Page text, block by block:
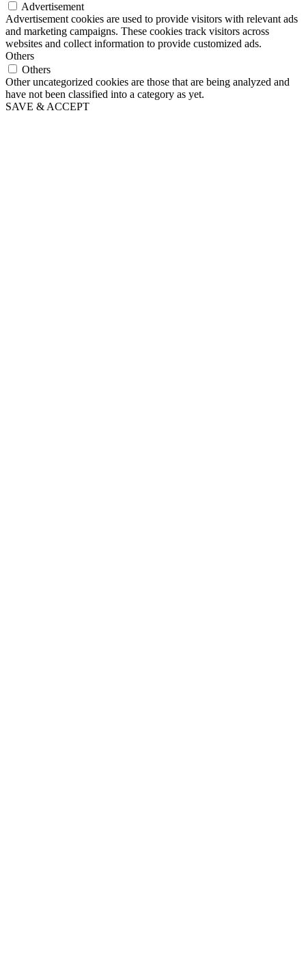
Advertisement
Advertisement cookies are used to provide visitors with relevant ads
and marketing campaigns. These cookies track visitors across
websites and collect information to provide customized ads.
Others
Others
Other uncategorized cookies are those that are being analyzed and
have not been classified into a category as yet.
SAVE & ACCEPT